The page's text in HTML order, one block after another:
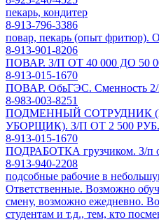
пекарь, кондитер
8-913-796-3386
повар, пекарь (опыт фритюр).
8-913-901-8206
ПОВАР. З/П ОТ 40 000 ДО 50
8-913-015-1670
ПОВАР. ОбьГЭС. Сменность 2/
8-983-003-8251
ПОДМЕННЫЙ СОТРУДНИК
УБОРЩИК). З/П ОТ 2 500
8-913-015-1670
ПОДРАБОТКА грузчиком. З/п
8-913-940-2208
подсобные рабочие в
Ответственные. Возможно
смену, возможно ежедневно.
студентам и т.д., тем, кто